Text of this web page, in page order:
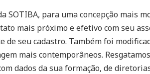
SOTIBA, para uma concepção mais
mais próximo e efetivo com seu
de seu cadastro. Também foi
mais contemporâneos.
dados da sua formação, de